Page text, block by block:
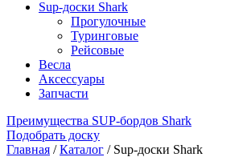
Sup-доски Shark
Прогулочные
Туринговые
Рейсовые
Весла
Аксессуары
Запчасти
Преимущества SUP-бордов Shark
Подобрать доску
Главная /Каталог / Sup-доски Shark